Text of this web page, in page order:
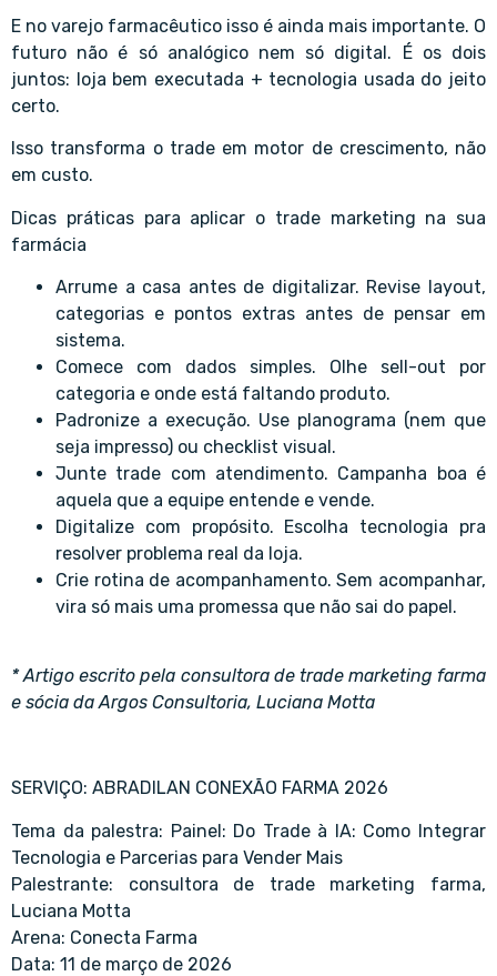
E no varejo farmacêutico isso é ainda mais importante. O
futuro não é só analógico nem só digital. É os dois
juntos: loja bem executada + tecnologia usada do jeito
certo.
Isso transforma o trade em motor de crescimento, não
em custo.
Dicas práticas para aplicar o trade marketing na sua
farmácia
Arrume a casa antes de digitalizar. Revise layout,
categorias e pontos extras antes de pensar em
sistema.
Comece com dados simples. Olhe sell-out por
categoria e onde está faltando produto.
Padronize a execução. Use planograma (nem que
seja impresso) ou checklist visual.
Junte trade com atendimento. Campanha boa é
aquela que a equipe entende e vende.
Digitalize com propósito. Escolha tecnologia pra
resolver problema real da loja.
Crie rotina de acompanhamento. Sem acompanhar,
vira só mais uma promessa que não sai do papel.
* Artigo escrito pela consultora de trade marketing farma
e sócia da Argos Consultoria, Luciana Motta
SERVIÇO: ABRADILAN CONEXÃO FARMA 2026
Tema da palestra: Painel: Do Trade à IA: Como Integrar
Tecnologia e Parcerias para Vender Mais
Palestrante: consultora de trade marketing farma,
Luciana Motta
Arena: Conecta Farma
Data: 11 de março de 2026